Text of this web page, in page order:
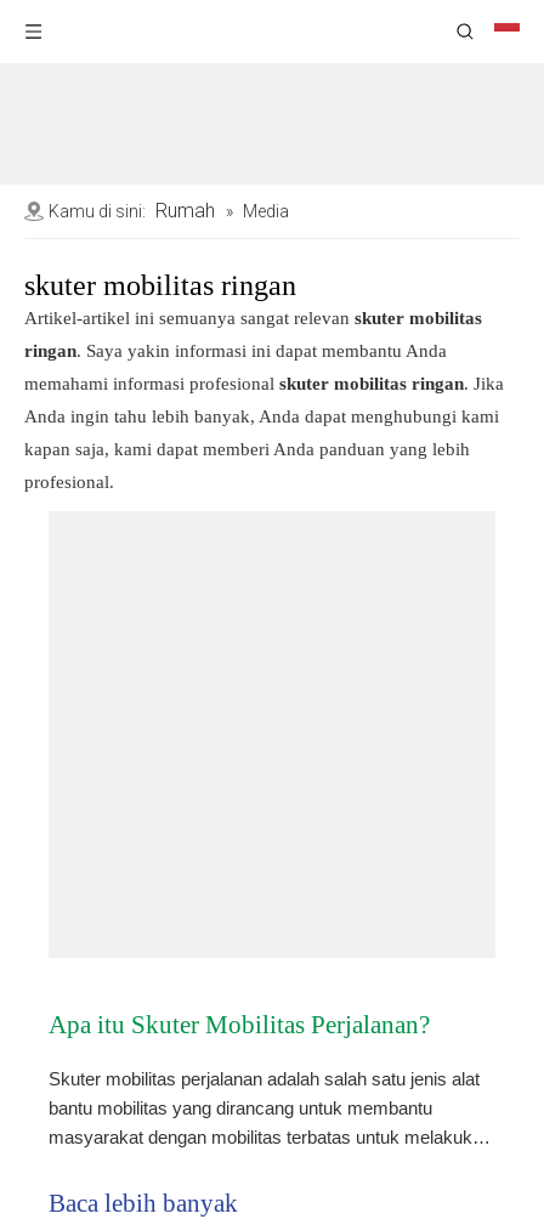
Kamu di sini: Rumah » Media
skuter mobilitas ringan
Artikel-artikel ini semuanya sangat relevan skuter mobilitas
ringan. Saya yakin informasi ini dapat membantu Anda
memahami informasi profesional skuter mobilitas ringan. Jika
Anda ingin tahu lebih banyak, Anda dapat menghubungi kami
kapan saja, kami dapat memberi Anda panduan yang lebih
profesional.
Apa itu Skuter Mobilitas Perjalanan?
Skuter mobilitas perjalanan adalah salah satu jenis alat
bantu mobilitas yang dirancang untuk membantu
masyarakat dengan mobilitas terbatas untuk melakukan
biasanya ringan, kompak, dan dapat dilipat,
Baca lebih banyak